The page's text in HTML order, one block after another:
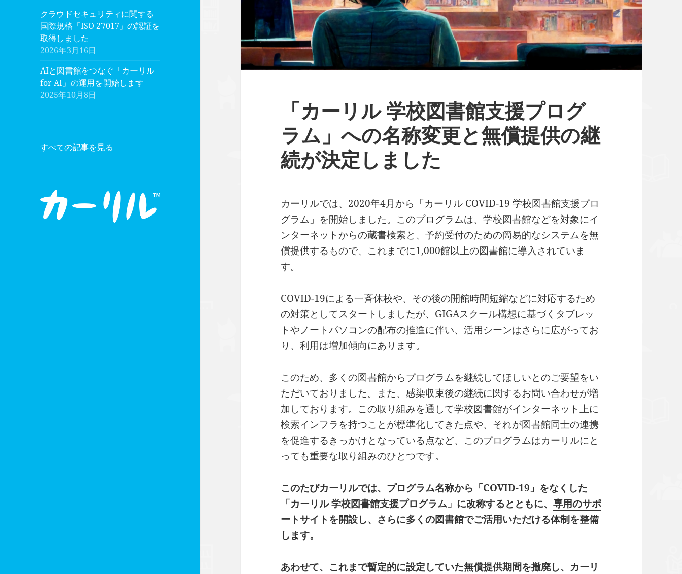
クラウドセキュリティに関する
国際規格「ISO 27017」の認証を
取得しました
2026年3月16日
AIと図書館をつなぐ「カーリル
for AI」の運用を開始します
2025年10月8日
すべての記事を見る
「カーリル 学校図書館支援プログ
ラム」への名称変更と無償提供の継
続が決定しました
カーリルでは、2020年4月から「カーリル COVID-19 学校図書館支援プロ
グラム」を開始しました。このプログラムは、学校図書館などを対象にイ
ンターネットからの蔵書検索と、予約受付のための簡易的なシステムを無
償提供するもので、これまでに1,000館以上の図書館に導入されていま
す。
COVID-19による一斉休校や、その後の開館時間短縮などに対応するため
の対策としてスタートしましたが、GIGAスクール構想に基づくタブレッ
トやノートパソコンの配布の推進に伴い、活用シーンはさらに広がってお
り、利用は増加傾向にあります。
このため、多くの図書館からプログラムを継続してほしいとのご要望をい
ただいておりました。また、感染収束後の継続に関するお問い合わせが増
加しております。この取り組みを通して学校図書館がインターネット上に
検索インフラを持つことが標準化してきた点や、それが図書館同士の連携
を促進するきっかけとなっている点など、このプログラムはカーリルにと
っても重要な取り組みのひとつです。
このたびカーリルでは、プログラム名称から「COVID-19」をなくした
「カーリル 学校図書館支援プログラム」に改称するとともに、専用のサポ
ートサイトを開設し、さらに多くの図書館でご活用いただける体制を整備
します。
あわせて、これまで暫定的に設定していた無償提供期間を撤廃し、カーリ